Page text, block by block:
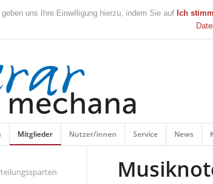
uns Ihre Einwilligung hierzu, indem Sie auf Ich
Mitglieder Nutzer/innen Service News